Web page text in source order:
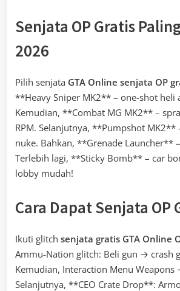
Senjata OP Gratis
2026
Pilih senjata GTA Online senjata OP
**Heavy Sniper MK2** – one-shot heli
Kemudian, **Combat MG MK2** –
RPM. Selanjutnya, **Pumpshot MK2**
nuke. Bahkan, **Grenade Launcher**
Terlebih lagi, **Sticky Bomb** – car
lobby mudah!
Cara Dapat Senjata OP
Ikuti glitch senjata gratis GTA Online
Ammu-Nation glitch: Beli gun → crash
Kemudian, Interaction Menu
Selanjutnya, **CEO Crate Drop**: